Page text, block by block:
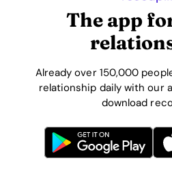
The app
Already over 150,000
relationship daily with our
download